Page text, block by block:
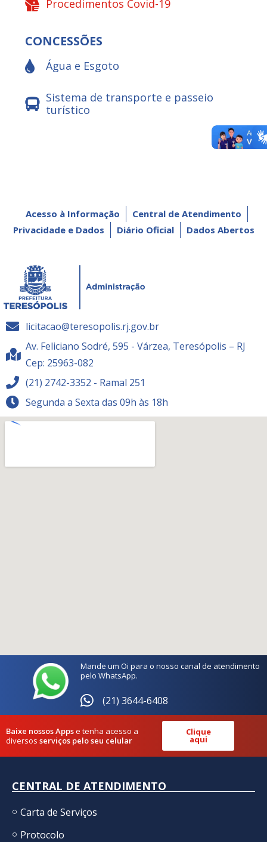
Procedimentos Covid-19
CONCESSÕES
Água e Esgoto
Sistema de transporte e passeio
turístico
Acesso à Informação
Central de Atendimento
Privacidade e Dados
Diário Oficial Dados Abertos
licitacao@teresopolis.rj.gov.br
Av. Feliciano Sodré, 595 - Várzea, Teresópolis – RJ
Cep: 25963-082
(21) 2742-3352 - Ramal 251
Segunda a Sexta das 09h às 18h
Mande um Oi para o nosso canal de atendimento
pelo WhatsApp.
(21) 3644-6408
Baixe nossos Appse tenha acesso a
diversos serviços pelo seu celular
Clique
aqui
CENTRAL DE ATENDIMENTO
Carta de Serviços
Protocolo